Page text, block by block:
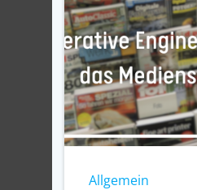
Allgemein